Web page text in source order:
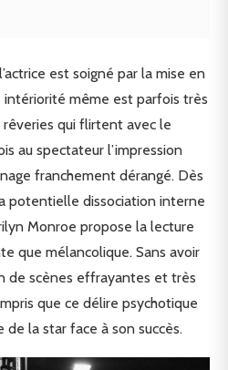
est soigné par la mise en
même est parfois très
qui flirtent avec le
au spectateur l’impression
franchement dérangé. Dès
potentielle dissociation interne
Monroe propose la lecture
que mélancolique. Sans avoir
de scènes effrayantes et très
que ce délire psychotique
la star face à son succès.